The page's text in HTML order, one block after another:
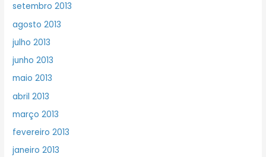
setembro 2013
agosto 2013
julho 2013
junho 2013
maio 2013
abril 2013
março 2013
fevereiro 2013
janeiro 2013